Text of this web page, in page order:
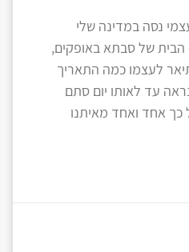
נסה במדינה שלי
הבית של סבתא באופקים,
לעצמו כמה התאריך
עד לאותו יום סתם
אחד ואחד מאיתנו